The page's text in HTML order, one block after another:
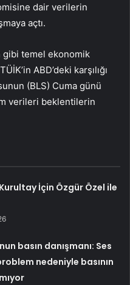
dair verilerin
açtı.
gibi temel ekonomik
ABD’deki karşılığı
(BLS) Cuma günü
verileri beklentilerin
İçin Özgür Özel ile
basın danışmanı: Ses
nedeniyle basının